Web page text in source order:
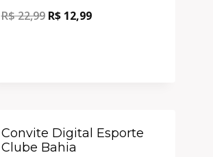
R$22,99 R$12,99
Convite Digital Esporte
Clube Bahia